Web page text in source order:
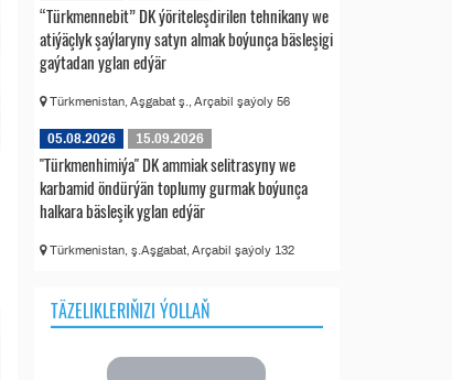
“Türkmennebit” DK ýöriteleşdirilen tehnikany we
atiýäçlyk şaýlaryny satyn almak boýunça bäsleşigi
gaýtadan yglan edýär
Türkmenistan, Aşgabat ş., Arçabil şaýoly 56
05.08.2026 15.09.2026
"Türkmenhimiýa" DK ammiak selitrasyny we
karbamid öndürýän toplumy gurmak boýunça
halkara bäsleşik yglan edýär
Türkmenistan, ş.Aşgabat, Arçabil şaýoly 132
TÄZELIKLERIŇIZI ÝOLLAŇ